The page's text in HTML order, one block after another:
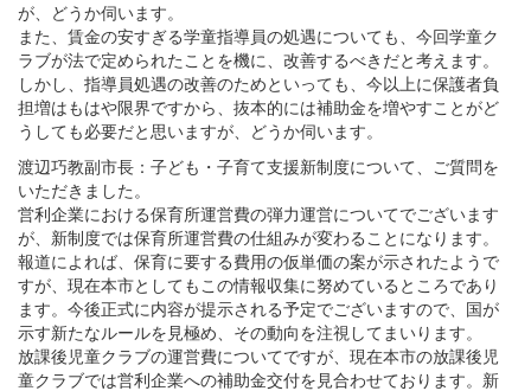
が、どうか伺います。
また、賃金の安すぎる学童指導員の処遇についても、今回学童ク
ラブが法で定められたことを機に、改善するべきだと考えます。
しかし、指導員処遇の改善のためといっても、今以上に保護者負
担増はもはや限界ですから、抜本的には補助金を増やすことがど
うしても必要だと思いますが、どうか伺います。
渡辺巧教副市長：子ども・子育て支援新制度について、ご質問を
いただきました。
営利企業における保育所運営費の弾力運営についてでございます
が、新制度では保育所運営費の仕組みが変わることになります。
報道によれば、保育に要する費用の仮単価の案が示されたようで
すが、現在本市としてもこの情報収集に努めているところであり
ます。今後正式に内容が提示される予定でございますので、国が
示す新たなルールを見極め、その動向を注視してまいります。
放課後児童クラブの運営費についてですが、現在本市の放課後児
童クラブでは営利企業への補助金交付を見合わせております。新